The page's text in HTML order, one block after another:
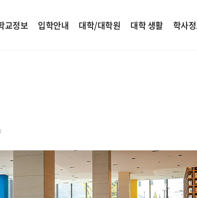
교정보 입학안내 대학/대학원 대학 생활 학사